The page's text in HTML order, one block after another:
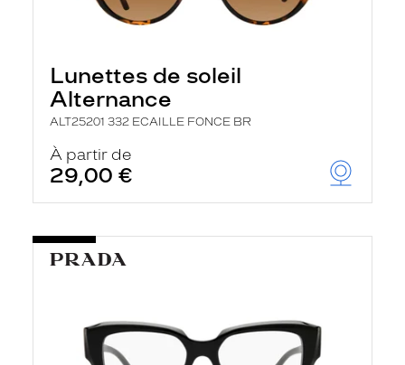
Lunettes de soleil
Alternance
ALT25201 332 ECAILLE FONCE BR
À partir de
29,00 €